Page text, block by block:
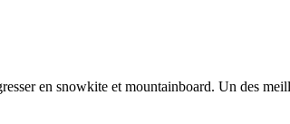
en snowkite et mountainboard. Un des